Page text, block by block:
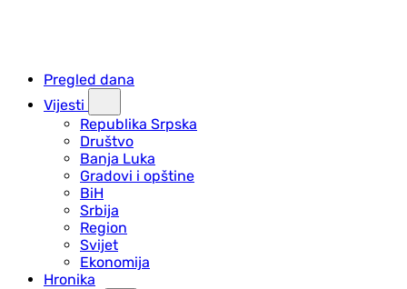
Pregled dana
Vijesti
Republika Srpska
Društvo
Banja Luka
Gradovi i opštine
BiH
Srbija
Region
Svijet
Ekonomija
Hronika